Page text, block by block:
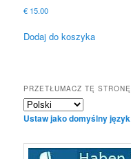
€ 15.00
Dodaj do koszyka
PRZETŁUMACZ TĘ STRONĘ
Ustaw jako domyślny język